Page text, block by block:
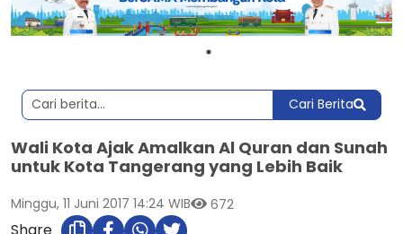
Cari Berita
Wali Kota Ajak Amalkan Al Quran dan Sunah
untuk Kota Tangerang yang Lebih Baik
Minggu, 11 Juni 2017 14:24 WIB 672